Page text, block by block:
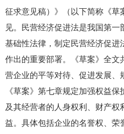
征求意见稿）》（以下简称《草
见。民营经济促进法是我国第一
基础性法律，制定民营经济促进
作出的重要部署。《草案》全文
营企业的平等对待、促进发展、
《草案》第七章规定加强权益
及其经营者的人身权利、财产权
益。具体包括企业的名誉权、荣